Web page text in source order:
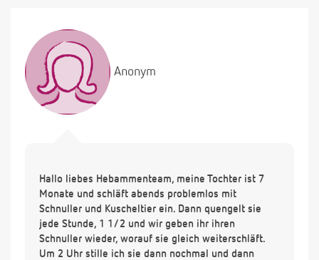
Anonym
Hallo liebes Hebammenteam, meine Tochter ist 7
Monate und schläft abends problemlos mit
Schnuller und Kuscheltier ein. Dann quengelt sie
jede Stunde, 1 1/2 und wir geben ihr ihren
Schnuller wieder, worauf sie gleich weiterschläft.
Um 2 Uhr stille ich sie dann nochmal und dann